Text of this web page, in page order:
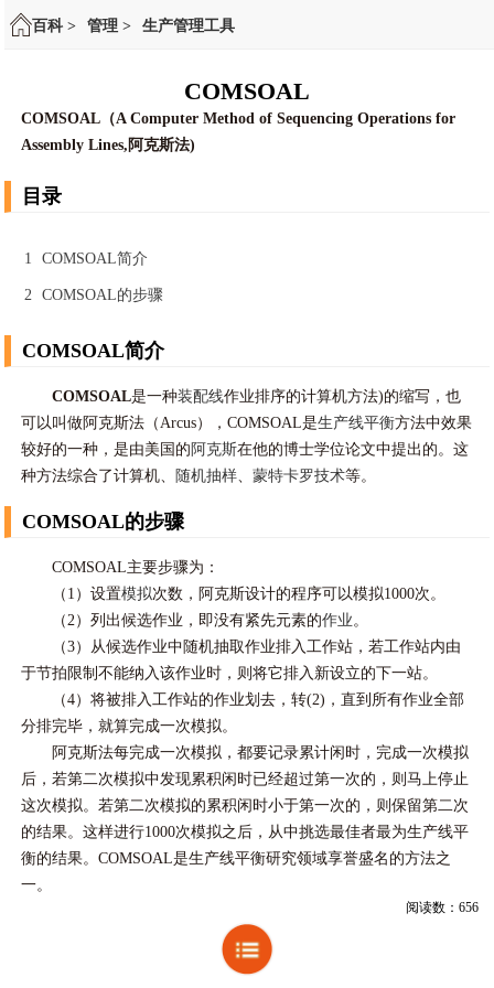
百科 > 管理 > 生产管理工具
COMSOAL
COMSOAL（A Computer Method of Sequencing Operations for
Assembly Lines,阿克斯法)
目录
1 COMSOAL简介
2 COMSOAL的步骤
COMSOAL简介
COMSOAL是一种装配线作业排序的计算机方法)的缩写，也
可以叫做阿克斯法（Arcus），COMSOAL是生产线平衡方法中效果
较好的一种，是由美国的 阿克斯在他的博士学位论文中提出的。这
种方法综合了计算机、
随机抽样、蒙特卡罗技术等。
COMSOAL的步骤
COMSOAL主要步骤为：
（1）设置模拟次数，阿克斯设计的程序可以模拟1000次。
（2）列出候选作业，即没有紧先元素的作业。
（3）从候选作业中随机抽取作业排入工作站，若工作站内由
于节拍限制不能纳入该作业时，则将它排入新设立的下一站。
（4）将被排入工作站的作业划去，转(2)，直到所有作业全部
分排完毕，就算完成一次模拟。
阿克斯法每完成一次模拟，都要记录累计闲时，完成一次模拟
后，若第二次模拟中发现累积闲时已经超过第一次的，则马上停止
这次模拟。若第二次模拟的累积闲时小于第一次的，则保留第二次
的结果。这样进行1000次模拟之后，从中挑选最佳者最为生产线平
衡的结果。COMSOAL是生产线平衡研究领域享誉盛名的方法之
一。
阅读数：656